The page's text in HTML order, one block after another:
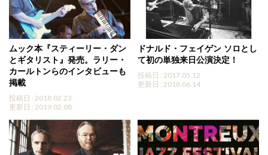
ムック本『スティーリー・ダン
とギタリスト』発売。ラリー・
カールトンらのインタビューも
掲載
投稿日 : 2018.02.23
更新日 : 2019.02.08
ドナルド・フェイゲン ソロとし
て初の単独来日公演決定！
投稿日 : 2017.05.12
更新日 : 2018.06.14